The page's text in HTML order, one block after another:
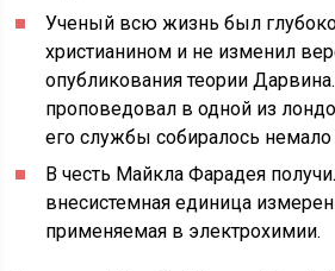
Ученый всю жизнь был
христианином и не изменил
опубликования теории
проповедовал в одной из
его службы собиралось немало
В честь Майкла Фарадея
внесистемная единица
применяемая в электрохимии.